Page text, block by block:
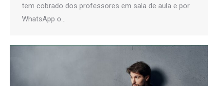
tem cobrado dos professores em sala de aula e por
WhatsApp o…